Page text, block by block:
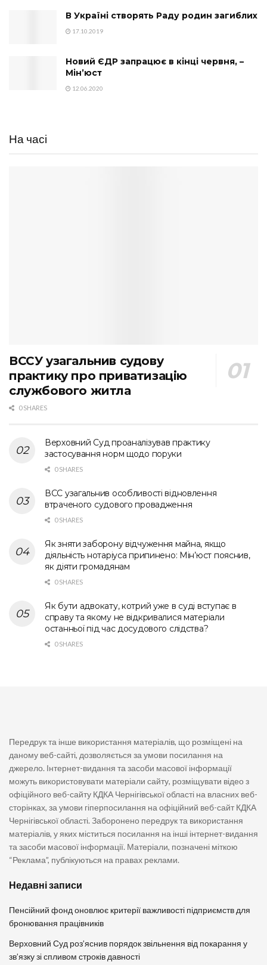
В Україні створять Раду родин загиблих
17.10.2019
Новий ЄДР запрацює в кінці червня, –
Мін’юст
12.06.2020
На часі
ВССУ узагальнив судову
практику про приватизацію
службового житла
0 SHARES
Верховний Суд проаналізував практику
застосування норм щодо поруки
0 SHARES
ВСС узагальнив особливості відновлення
втраченого судового провадження
0 SHARES
Як зняти заборону відчуження майна, якщо
діяльність нотаріуса припинено: Мін’юст пояснив,
як діяти громадянам
0 SHARES
Як бути адвокату, котрий уже в суді вступає в
справу та якому не відкривалися матеріали
останньої під час досудового слідства?
0 SHARES
Передрук та інше використання матеріалів, що розміщені на
даному веб-сайті, дозволяється за умови посилання на
джерело. Інтернет-видання та засоби масової інформації
можуть використовувати матеріали сайту, розміщувати відео з
офіційного веб-сайту КДКА Чернігівської області на власних веб-
сторінках, за умови гіперпосилання на офіційний веб-сайт КДКА
Чернігівської області. Заборонено передрук та використання
матеріалів, у яких міститься посилання на інші інтернет-видання
та засоби масової інформації. Матеріали, позначені міткою
“Реклама”, публікуються на правах реклами.
Недавні записи
Пенсійний фонд оновлює критерії важливості підприємств для
бронювання працівників
Верховний Суд роз’яснив порядок звільнення від покарання у
зв’язку зі спливом строків давності